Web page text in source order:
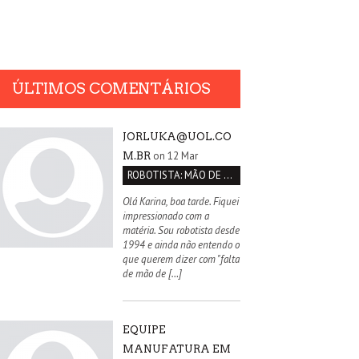
ÚLTIMOS COMENTÁRIOS
JORLUKA@UOL.CO
M.BR on 12 Mar
ROBOTISTA: MÃO DE OBRA QUALIFICADA INEXISTENTE NO BRASIL
Olá Karina, boa tarde. Fiquei
impressionado com a
matéria. Sou robotista desde
1994 e ainda não entendo o
que querem dizer com "falta
de mão de […]
EQUIPE
MANUFATURA EM